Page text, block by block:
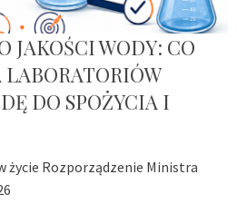
JAKOŚCI WODY: CO
DO SPOŻYCIA I
życie Rozporządzenie Ministra